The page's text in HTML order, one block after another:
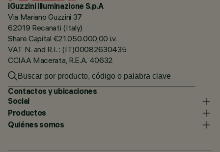
iGuzzini illuminazione S.p.A
Via Mariano Guzzini 37
62019 Recanati (Italy)
Share Capital €21.050.000,00 i.v.
VAT N. and R.I. : (IT)00082630435
CCIAA Macerata, R.E.A. 40632
Contactos y ubicaciones
Social
Productos
Quiénes somos